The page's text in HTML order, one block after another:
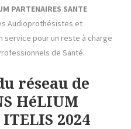
PARTENAIRES SANTE
Audioprothésistes et
service pour un reste à charge
de Santé.
réseau de
HéLIUM
2024